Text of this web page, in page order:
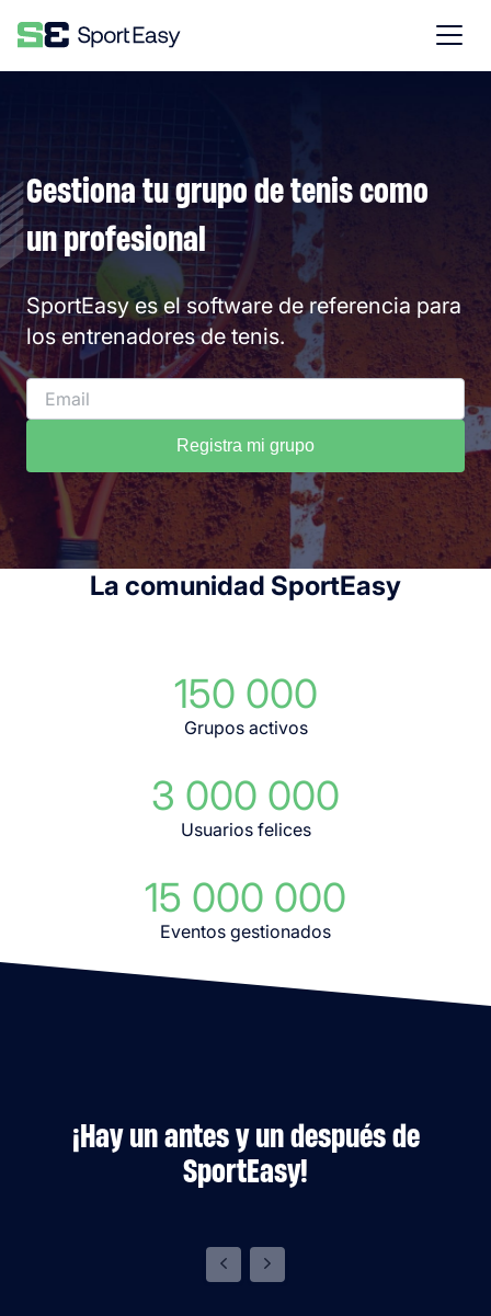
Gestiona tu grupo de tenis como
un profesional
SportEasy es el software de referencia para
los entrenadores de tenis.
Registra mi grupo
La comunidad SportEasy
150 000
Grupos activos
3 000 000
Usuarios felices
15 000 000
Eventos gestionados
¡Hay un antes y un después de
SportEasy!